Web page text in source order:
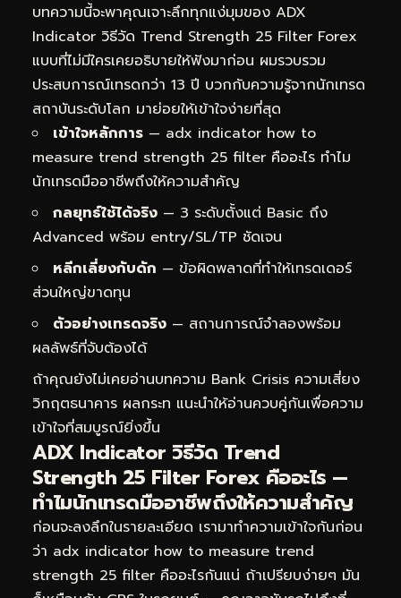
บทความนี้จะพาคุณเจาะลึกทุกแง่มุมของ ADX
Indicator วิธีวัด Trend Strength 25 Filter Forex
แบบที่ไม่มีใครเคยอธิบายให้ฟังมาก่อน ผมรวบรวม
ประสบการณ์เทรดกว่า 13 ปี บวกกับความรู้จากนักเทรด
สถาบันระดับโลก มาย่อยให้เข้าใจง่ายที่สุด
เข้าใจหลักการ — adx indicator how to
measure trend strength 25 filter คืออะไร ทำไม
นักเทรดมืออาชีพถึงให้ความสำคัญ
กลยุทธ์ใช้ได้จริง — 3 ระดับตั้งแต่ Basic ถึง
Advanced พร้อม entry/SL/TP ชัดเจน
หลีกเลี่ยงกับดัก — ข้อผิดพลาดที่ทำให้เทรดเดอร์
ส่วนใหญ่ขาดทุน
ตัวอย่างเทรดจริง — สถานการณ์จำลองพร้อม
ผลลัพธ์ที่จับต้องได้
ถ้าคุณยังไม่เคยอ่านบทความ Bank Crisis ความเสี่ยง
วิกฤตธนาคาร ผลกระท แนะนำให้อ่านควบคู่กันเพื่อความ
เข้าใจที่สมบูรณ์ยิ่งขึ้น
ADX Indicator วิธีวัด Trend
Strength 25 Filter Forex คืออะไร —
ทำไมนักเทรดมืออาชีพถึงให้ความสำคัญ
ก่อนจะลงลึกในรายละเอียด เรามาทำความเข้าใจกันก่อน
ว่า adx indicator how to measure trend
strength 25 filter คืออะไรกันแน่ ถ้าเปรียบง่ายๆ มัน